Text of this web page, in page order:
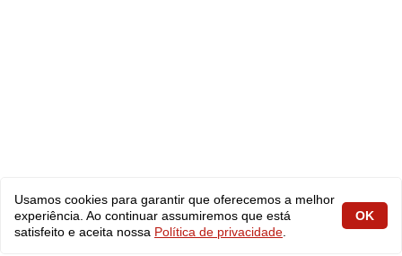
Usamos cookies para garantir que oferecemos a melhor
experiência. Ao continuar assumiremos que está
satisfeito e aceita nossa Política de privacidade
OK